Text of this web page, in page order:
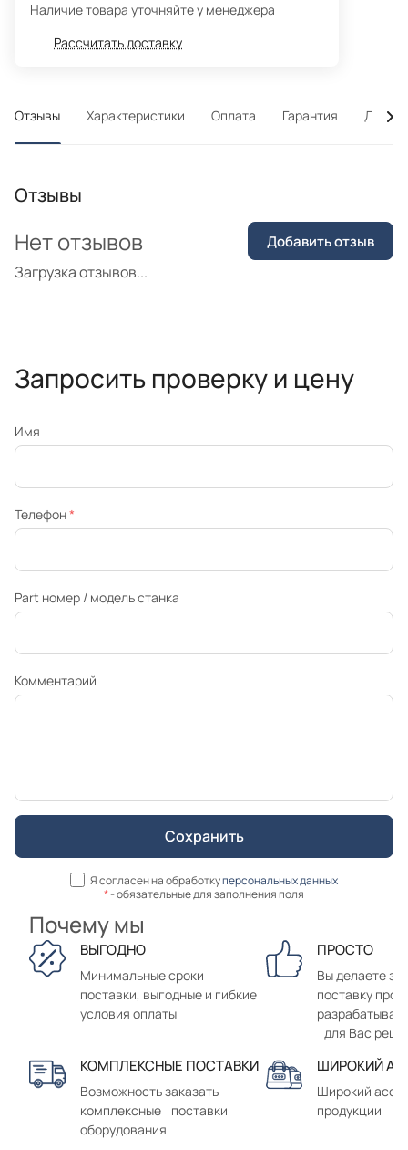
Наличие товара уточняйте у менеджера
Рассчитать доставку
Отзывы Характеристики Оплата Гарантия
Отзывы
Загрузка отзывов...
Нет отзывов Добавить отзыв
Запросить проверку и цену
Имя
Телефон*
Part номер / модель станка
Комментарий
Я согласен на обработкуперсональных данных
*- обязательные для заполнения поля
Почему мы
ВЫГОДНО
Минимальные сроки
поставки, выгодные и гибкие
условия оплаты
ПРОСТО
Вы делаете
поставку
для Вас
КОМПЛЕКСНЫЕ ПОСТАВКИ
Возможность заказать
комплексные поставки
оборудования
ШИРОКИЙ
Широкий
продукции